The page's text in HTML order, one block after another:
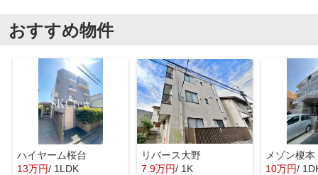
おすすめ物件
ハイヤーム桜台
13万円/ 1LDK
リバース大野
7.9万円/ 1K
メゾン榎本
10万円/